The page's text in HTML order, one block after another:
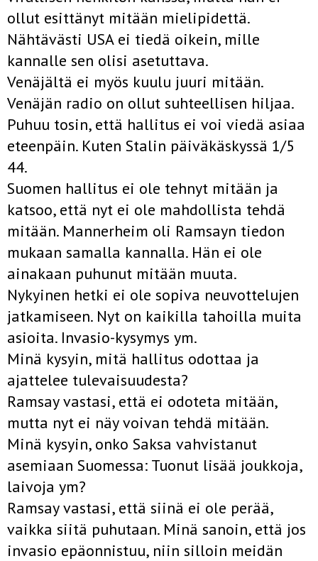
ollut esittänyt mitään mielipidettä.
Nähtävästi USA ei tiedä oikein, mille
kannalle sen olisi asetuttava.
Venäjältä ei myös kuulu juuri mitään.
Venäjän radio on ollut suhteellisen hiljaa.
Puhuu tosin, että hallitus ei voi viedä asiaa
eteenpäin. Kuten Stalin päiväkäskyssä 1/5
44.
Suomen hallitus ei ole tehnyt mitään ja
katsoo, että nyt ei ole mahdollista tehdä
mitään. Mannerheim oli Ramsayn tiedon
mukaan samalla kannalla. Hän ei ole
ainakaan puhunut mitään muuta.
Nykyinen hetki ei ole sopiva neuvottelujen
jatkamiseen. Nyt on kaikilla tahoilla muita
asioita. Invasio-kysymys ym.
Minä kysyin, mitä hallitus odottaa ja
ajattelee tulevaisuudesta?
Ramsay vastasi, että ei odoteta mitään,
mutta nyt ei näy voivan tehdä mitään.
Minä kysyin, onko Saksa vahvistanut
asemiaan Suomessa: Tuonut lisää joukkoja,
laivoja ym?
Ramsay vastasi, että siinä ei ole perää,
vaikka siitä puhutaan. Minä sanoin, että jos
invasio epäonnistuu, niin silloin meidän